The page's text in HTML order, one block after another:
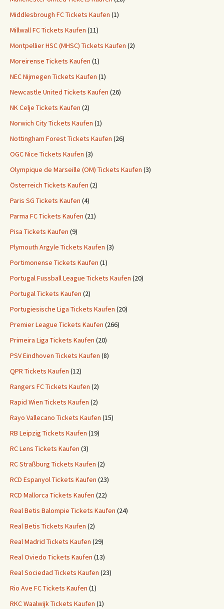
Middlesbrough FC Tickets Kaufen (1)
Millwall FC Tickets Kaufen (11)
Montpellier HSC (MHSC) Tickets Kaufen (2)
Moreirense Tickets Kaufen (1)
NEC Nijmegen Tickets Kaufen (1)
Newcastle United Tickets Kaufen (26)
NK Celje Tickets Kaufen (2)
Norwich City Tickets Kaufen (1)
Nottingham Forest Tickets Kaufen (26)
OGC Nice Tickets Kaufen (3)
Olympique de Marseille (OM) Tickets Kaufen (3)
Österreich Tickets Kaufen (2)
Paris SG Tickets Kaufen (4)
Parma FC Tickets Kaufen (21)
Pisa Tickets Kaufen (9)
Plymouth Argyle Tickets Kaufen (3)
Portimonense Tickets Kaufen (1)
Portugal Fussball League Tickets Kaufen (20)
Portugal Tickets Kaufen (2)
Portugiesische Liga Tickets Kaufen (20)
Premier League Tickets Kaufen (266)
Primeira Liga Tickets Kaufen (20)
PSV Eindhoven Tickets Kaufen (8)
QPR Tickets Kaufen (12)
Rangers FC Tickets Kaufen (2)
Rapid Wien Tickets Kaufen (2)
Rayo Vallecano Tickets Kaufen (15)
RB Leipzig Tickets Kaufen (19)
RC Lens Tickets Kaufen (3)
RC Straßburg Tickets Kaufen (2)
RCD Espanyol Tickets Kaufen (23)
RCD Mallorca Tickets Kaufen (22)
Real Betis Balompie Tickets Kaufen (24)
Real Betis Tickets Kaufen (2)
Real Madrid Tickets Kaufen (29)
Real Oviedo Tickets Kaufen (13)
Real Sociedad Tickets Kaufen (23)
Rio Ave FC Tickets Kaufen (1)
RKC Waalwijk Tickets Kaufen (1)